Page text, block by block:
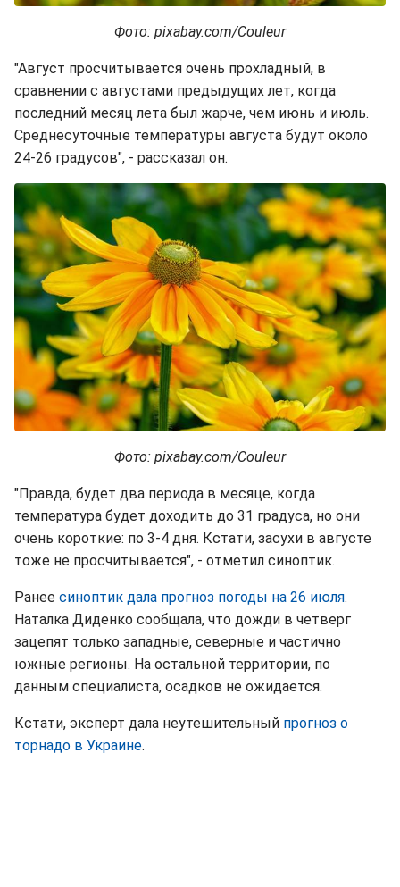
Фото: pixabay.com/Couleur
"Август просчитывается очень прохладный, в
сравнении с августами предыдущих лет, когда
последний месяц лета был жарче, чем июнь и июль.
Среднесуточные температуры августа будут около
24-26 градусов", - рассказал он.
Фото: pixabay.com/Couleur
"Правда, будет два периода в месяце, когда
температура будет доходить до 31 градуса, но они
очень короткие: по 3-4 дня. Кстати, засухи в августе
тоже не просчитывается", - отметил синоптик.
Ранее синоптик дала прогноз погоды на 26 июля.
Наталка Диденко сообщала, что дожди в четверг
зацепят только западные, северные и частично
южные регионы. На остальной территории, по
данным специалиста, осадков не ожидается.
Кстати, эксперт дала неутешительный прогноз о
торнадо в Украине.